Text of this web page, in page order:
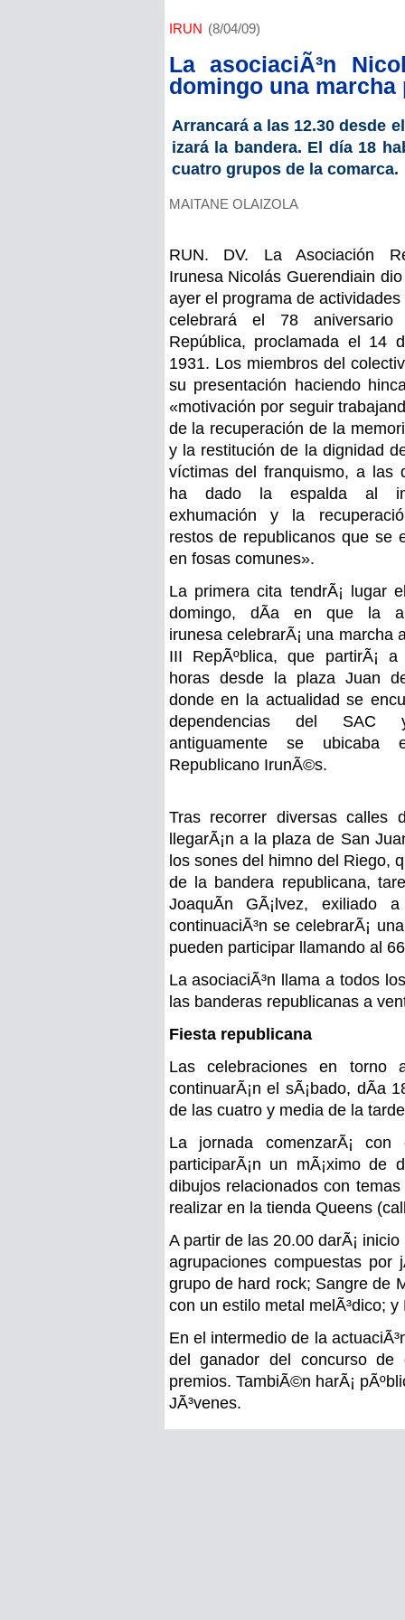
IRUN (8/04/09)
La asociaciÃ³n
domingo una marcha
Arrancará a las 12.30 desde
izará la bandera. El día 18
cuatro grupos de la comarca.
MAITANE OLAIZOLA
RUN. DV. La Asociación
Irunesa Nicolás Guerendiain
ayer el programa de
celebrará el 78
República, proclamada el 14
1931. Los miembros del
su presentación haciendo
«motivación por seguir
de la recuperación de la
y la restitución de la dignidad
víctimas del franquismo, a las
ha dado la espalda al
exhumación y la
restos de republicanos que se
en fosas comunes».
La primera cita tendrÃ¡ lugar
domingo, dÃ­a en que la
irunesa celebrarÃ¡ una marcha
III RepÃºblica, que partirÃ¡
horas desde la plaza Juan
donde en la actualidad se
dependencias del SAC
antiguamente se ubicaba
Republicano IrunÃ©s.
Tras recorrer diversas calles
llegarÃ¡n a la plaza de San
los sones del himno del Riego,
de la bandera republicana,
JoaquÃ­n GÃ¡lvez, exiliado
continuaciÃ³n se celebrarÃ¡
pueden participar llamando al
La asociaciÃ³n llama a todos
las banderas republicanas a
Fiesta republicana
Las celebraciones en torno
continuarÃ¡n el sÃ¡bado, dÃ­a
de las cuatro y media de la
La jornada comenzarÃ¡
participarÃ¡n un mÃ¡ximo
dibujos relacionados con
realizar en la tienda Queens
A partir de las 20.00 darÃ¡
agrupaciones compuestas por
grupo de hard rock; Sangre de
con un estilo metal melÃ³dico;
En el intermedio de la
del ganador del concurso
premios. TambiÃ©n harÃ¡
JÃ³venes.